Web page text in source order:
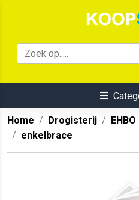
Home Drogisterij EHBO
enkelbrace